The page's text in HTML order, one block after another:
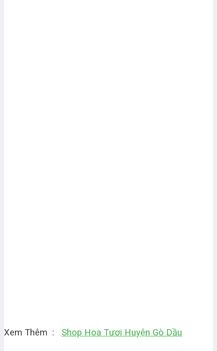
Xem Thêm : Shop Hoa Tươi Huyện Gò Dầu